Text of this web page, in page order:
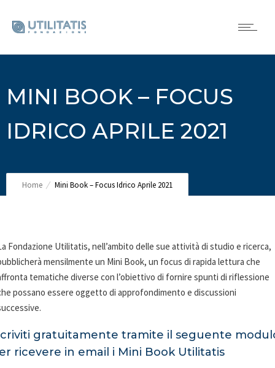
MINI BOOK – FOCUS
IDRICO APRILE 2021
Home Mini Book – Focus Idrico Aprile 2021
Fondazione Utilitatis, nell’ambito delle sue attività di studio e ricerca,
mensilmente un Mini Book, un focus di rapida lettura che
tematiche diverse con l’obiettivo di fornire spunti di riflessione
possano essere oggetto di approfondimento e discussioni
gratuitamente tramite il seguente
ricevere in email i Mini Book Utilitatis